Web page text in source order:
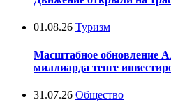
01.08.26 Туризм
Масштабное обновление
миллиарда тенге
31.07.26 Общество